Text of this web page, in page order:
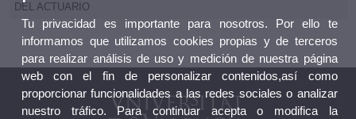
DEL ACTUARIO
Tu privacidad es importante para nosotros. Por ello te
informamos que utilizamos cookies propias y de terceros
para realizar análisis de uso y medición de nuestra página
web con el fin de personalizar contenidos,así como
proporcionar funcionalidades a las redes sociales o analizar
nuestro tráfico. Para continuar acepta o modifica la